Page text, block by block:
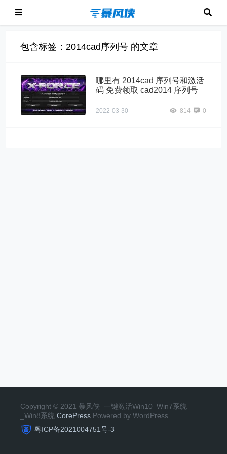
包含标签：2014cad序列号 的文章
哪里有 2014cad 序列号和激活
码 免费领取 cad2014 序列号
2022-03-30 814 0
Copyright © 2021 暴风侠_一键激活Win10_Win7系统
_Win8系统 CorePress Powered by WordPress
粤ICP备2021004751号-3